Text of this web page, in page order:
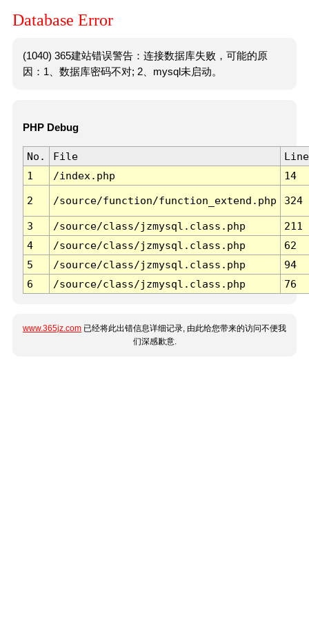
Database Error
(1040) 365建站错误警告：连接数据库失败，可能的原
因：1、数据库密码不对; 2、mysql未启动。
PHP Debug
No. File
Line
1
/index.php 14
2 /source/function/function_extend.php 324
3 /source/class/jzmysql.class.php
211
4
/source/class/jzmysql.class.php
62
5
/source/class/jzmysql.class.php
94
6
/source/class/jzmysql.class.php 76
www.365jz.com 已经将此出错信息详细记录, 由此给您带来的访问不便我
们深感歉意.